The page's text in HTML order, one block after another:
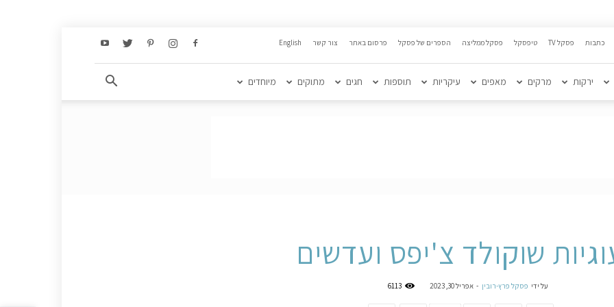
כתבות פסקל TV טיפסקל פסקל ממליצה הספרים של פסקל פרסום באתר צור קשר English
ירקות מרקים מאפים עיקריות תוספות חגים מתוקים מיוחדים
שוקולד צ'יפס ועדשים
על ידי פסקל פרץ-רובין - אפריל 30, 2023 6113